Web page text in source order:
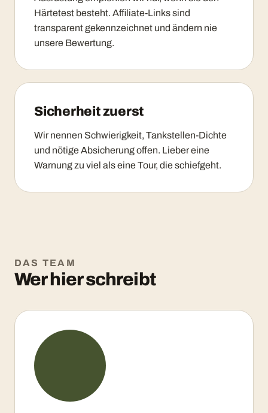
Härtetest besteht. Affiliate-Links sind
transparent gekennzeichnet und ändern nie
unsere Bewertung.
Sicherheit zuerst
Wir nennen Schwierigkeit, Tankstellen-Dichte
und nötige Absicherung offen. Lieber eine
Warnung zu viel als eine Tour, die schiefgeht.
DAS TEAM
Wer hier schreibt